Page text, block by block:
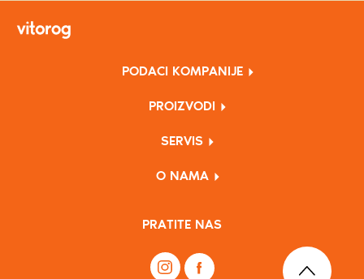
PODACI KOMPANIJE
PROIZVODI
SERVIS
O NAMA
PRATITE NAS